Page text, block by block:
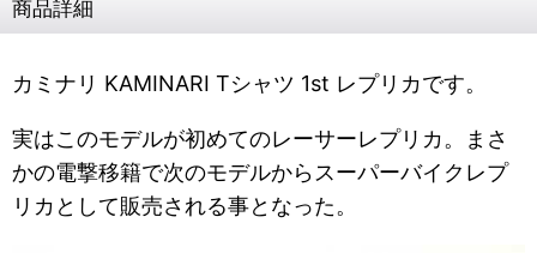
商品詳細
カミナリ KAMINARI Tシャツ 1st レプリカです。
実はこのモデルが初めてのレーサーレプリカ。まさ
かの電撃移籍で次のモデルからスーパーバイクレプ
リカとして販売される事となった。